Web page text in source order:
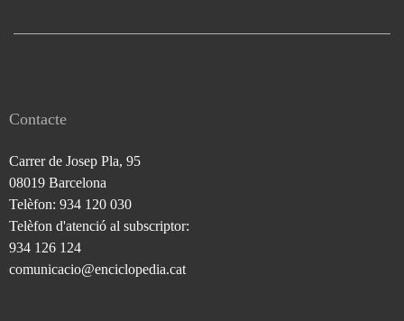
Contacte
Carrer de Josep Pla, 95
08019 Barcelona
Telèfon: 934 120 030
Telèfon d'atenció al subscriptor:
934 126 124
comunicacio@enciclopedia.cat